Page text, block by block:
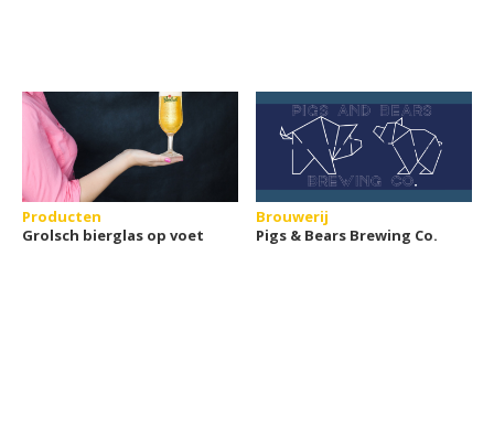
Producten
Grolsch bierglas op voet
Brouwerij
Pigs & Bears Brewing Co.